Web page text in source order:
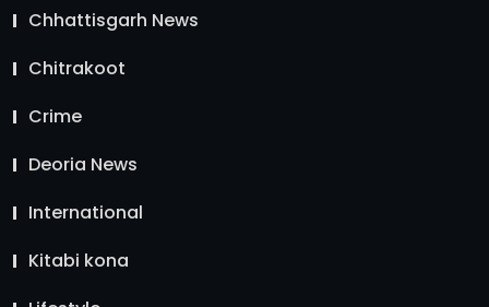
Chhattisgarh News
Chitrakoot
Crime
Deoria News
International
Kitabi kona